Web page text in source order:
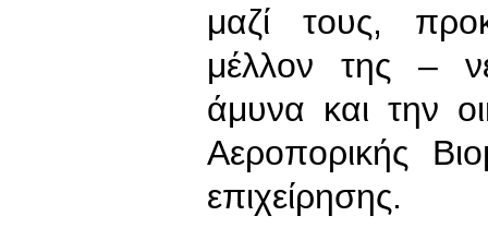
μαζί τους,
μέλλον της –
άμυνα και την
Αεροπορικής
επιχείρησης.